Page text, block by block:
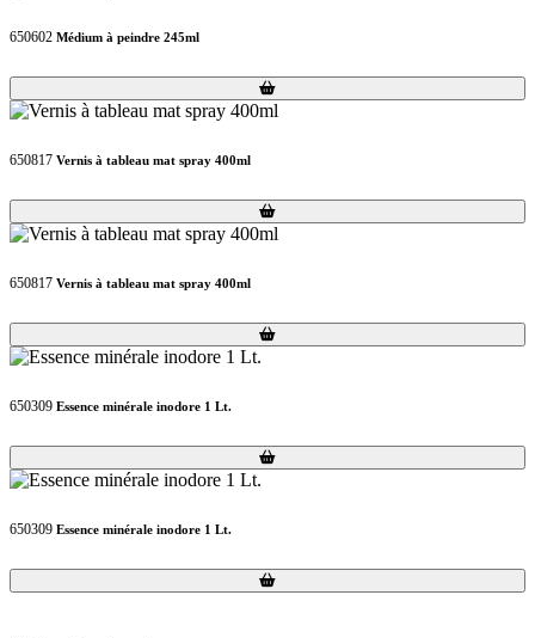
650602 Médium à peindre 245ml
Loading...
Loading...
650817 Vernis à tableau mat spray 400ml
Loading...
Loading...
650817 Vernis à tableau mat spray 400ml
Loading...
Loading...
650309 Essence minérale inodore 1 Lt.
Loading...
Loading...
650309 Essence minérale inodore 1 Lt.
Loading...
Loading...